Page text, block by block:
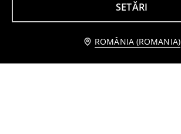
SETĂRI
ROMÂNIA (ROMANIA)
Anunță-mă